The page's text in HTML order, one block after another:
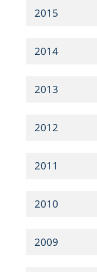
2015
2014
2013
2012
2011
2010
2009